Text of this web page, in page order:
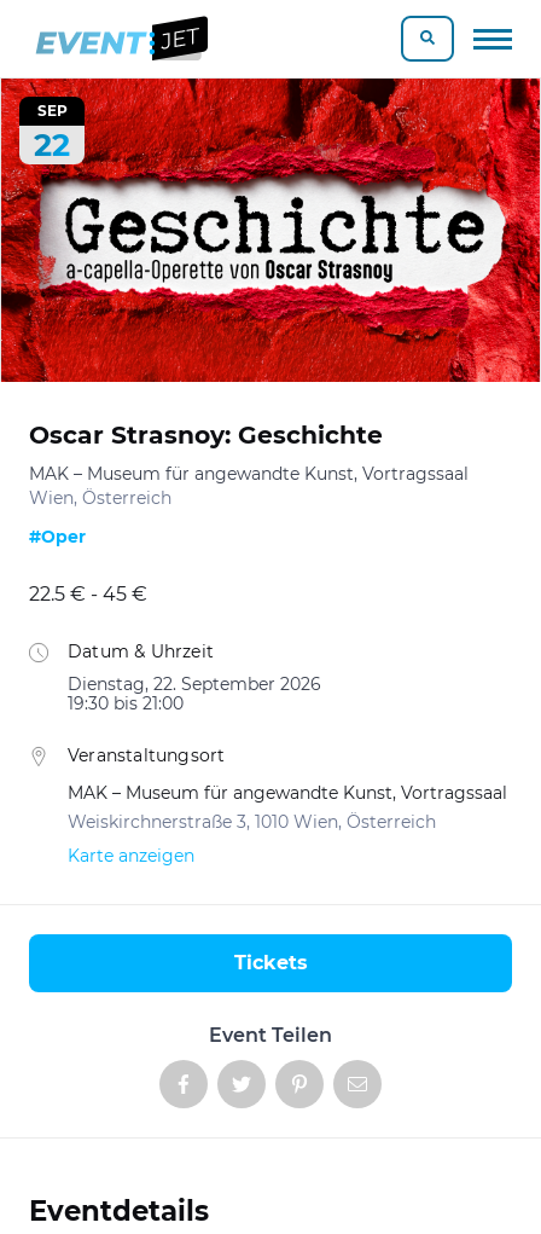
SEP
22
Oscar Strasnoy: Geschichte
MAK – Museum für angewandte Kunst, Vortragssaal
Wien, Österreich
#Oper
22.5 € - 45 €
Datum & Uhrzeit
Dienstag, 22. September 2026
19:30 bis 21:00
Veranstaltungsort
MAK – Museum für angewandte Kunst, Vortragssaal
Weiskirchnerstraße 3, 1010 Wien, Österreich
Karte anzeigen
Event Teilen
Tickets
Eventdetails